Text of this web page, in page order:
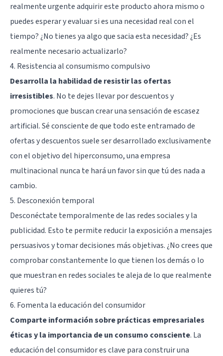
realmente urgente adquirir este producto ahora mismo o
puedes esperar y evaluar si es una necesidad real con el
tiempo? ¿No tienes ya algo que sacia esta necesidad? ¿Es
realmente necesario actualizarlo?
4. Resistencia al consumismo compulsivo
Desarrolla la habilidad de resistir las ofertas
irresistibles. No te dejes llevar por descuentos y
promociones que buscan crear una sensación de escasez
artificial. Sé consciente de que todo este entramado de
ofertas y descuentos suele ser desarrollado exclusivamente
con el objetivo del hiperconsumo, una empresa
multinacional nunca te hará un favor sin que tú des nada a
cambio.
5. Desconexión temporal
Desconéctate temporalmente de las redes sociales y la
publicidad. Esto te permite reducir la exposición a mensajes
persuasivos y tomar decisiones más objetivas. ¿No crees que
comprobar constantemente lo que tienen los demás o lo
que muestran en redes sociales te aleja de lo que realmente
quieres tú?
6. Fomenta la educación del consumidor
Comparte información sobre prácticas empresariales
éticas y la importancia de un consumo consciente. La
educación del consumidor es clave para construir una